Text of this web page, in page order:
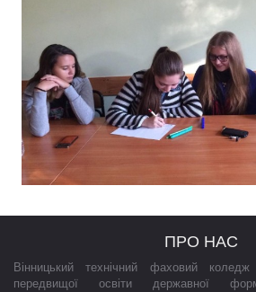
ПРО НАС
Вінницький технічний фаховий
передвищої освіти державної